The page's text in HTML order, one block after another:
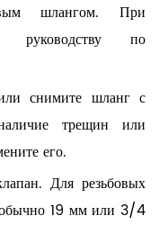
шлангом. При
руководству по
снимите шланг с
трещин или
его.
Для резьбовых
19 мм или 3/4